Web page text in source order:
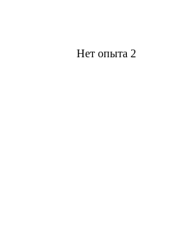
Нет опыта 2